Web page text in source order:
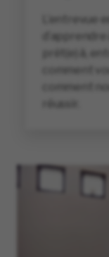
L’entrevue
prêt(e) à,
comment
comment
réussir.